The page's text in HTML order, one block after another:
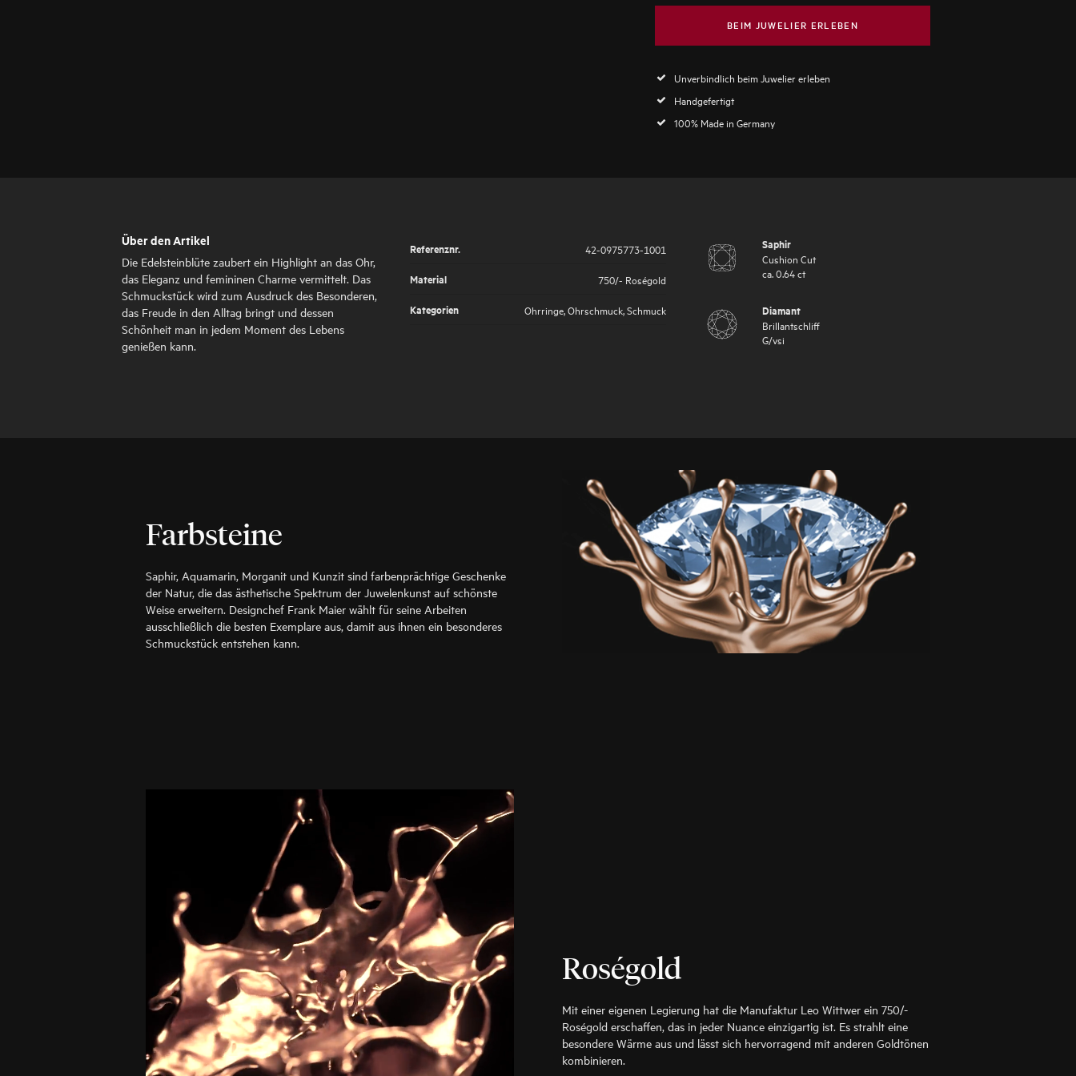
BEIM JUWELIER ERLEBEN
Unverbindlich beim Juwelier erleben
Handgefertigt
100% Made in Germany
Über den Artikel
Die Edelsteinblüte zaubert ein Highlight an das Ohr,
das Eleganz und femininen Charme vermittelt. Das
Schmuckstück wird zum Ausdruck des Besonderen,
das Freude in den Alltag bringt und dessen
Schönheit man in jedem Moment des Lebens
genießen kann.
Referenznr.
42-0975773-1001
Material
750/- Roségold
Kategorien
Ohrringe Ohrschmuck Schmuck
Saphir
Cushion Cut
ca.0.64ct
Diamant
Brillantschliff
G/vsi
Farbsteine
Saphir, Aquamarin, Morganit und Kunzit sind farbenprächtige Geschenke
der Natur, die das ästhetische Spektrum der Juwelenkunst auf schönste
Weise erweitern. Designchef Frank Maier wählt für seine Arbeiten
ausschließlich die besten Exemplare aus, damit aus ihnen ein besonderes
Schmuckstück entstehen kann.
Roségold
Mit einer eigenen Legierung hat die Manufaktur Leo Wittwer ein 750/-
Roségold erschaffen, das in jeder Nuance einzigartig ist. Es strahlt eine
besondere Wärme aus und lässt sich hervorragend mit anderen Goldtönen
kombinieren.